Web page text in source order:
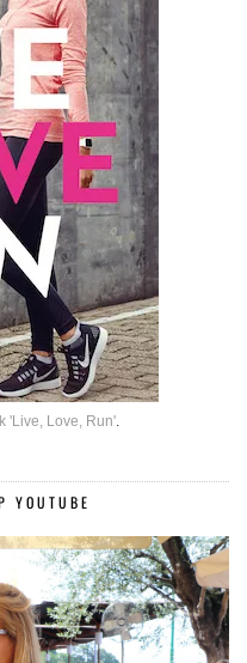
'Live, Love, Run'.
YOUTUBE